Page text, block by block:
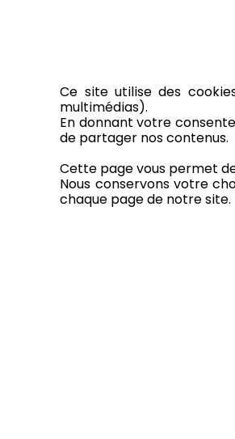
Ce site utilise des
multimédias).
En donnant votre
de partager nos contenus.
Cette page vous permet
Nous conservons votre
chaque page de notre site.